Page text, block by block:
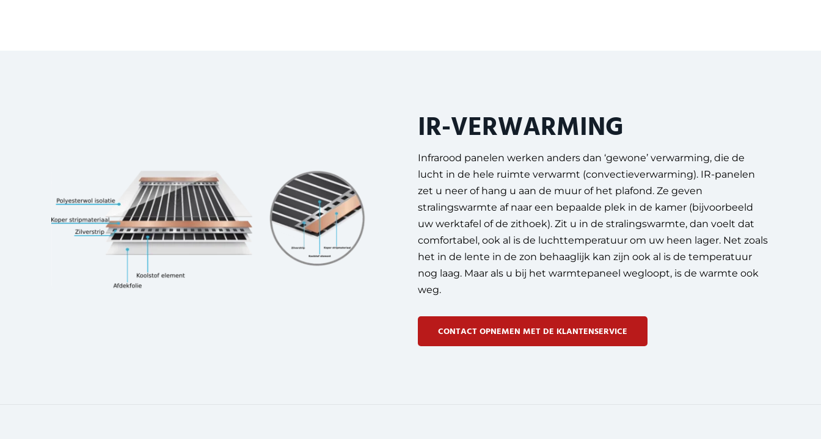
IR-VERWARMING
Infrarood panelen werken anders dan ‘gewone’ verwarming, die de
lucht in de hele ruimte verwarmt (convectieverwarming). IR-panelen
zet u neer of hang u aan de muur of het plafond. Ze geven
stralingswarmte af naar een bepaalde plek in de kamer (bijvoorbeeld
uw werktafel of de zithoek). Zit u in de stralingswarmte, dan voelt dat
comfortabel, ook al is de luchttemperatuur om uw heen lager. Net zoals
het in de lente in de zon behaaglijk kan zijn ook al is de temperatuur
nog laag. Maar als u bij het warmtepaneel wegloopt, is de warmte ook
weg.
CONTACT OPNEMEN MET DE KLANTENSERVICE